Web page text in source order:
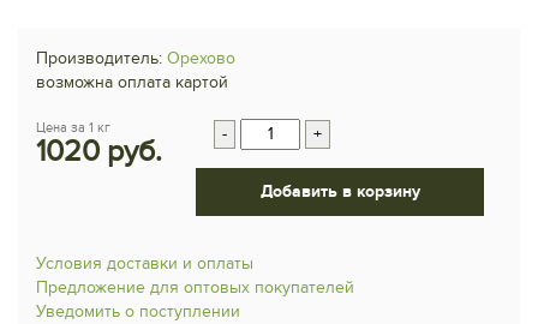
Производитель: Орехово
возможна оплата картой
Цена за 1 кг
1020 руб. - +
Добавить в корзину
Условия доставки и оплаты
Предложение для оптовых покупателей
Уведомить о поступлении